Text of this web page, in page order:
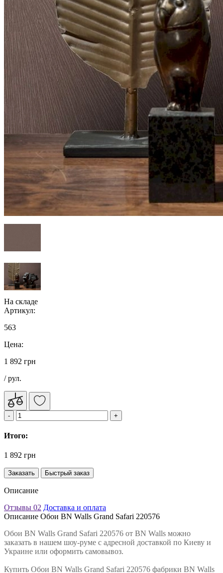
На складе
Артикул:
563
Цена:
1 892 грн
/ рул.
Итого:
1 892 грн
Заказать Быстрый заказ
Описание
Отзывы 02 Доставка и оплата
Описание Обои BN Walls Grand Safari 220576
Обои BN Walls Grand Safari 220576 от BN Walls можно
заказать в нашем шоу-руме с адресной доставкой по Киеву и
Украине или оформить самовывоз.
Купить Обои BN Walls Grand Safari 220576 фабрики BN Walls